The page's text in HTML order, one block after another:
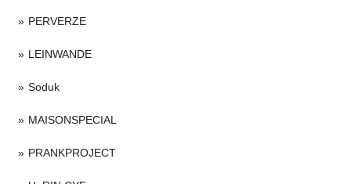
PERVERZE
LEINWANDE
Soduk
MAISONSPECIAL
PRANKPROJECT